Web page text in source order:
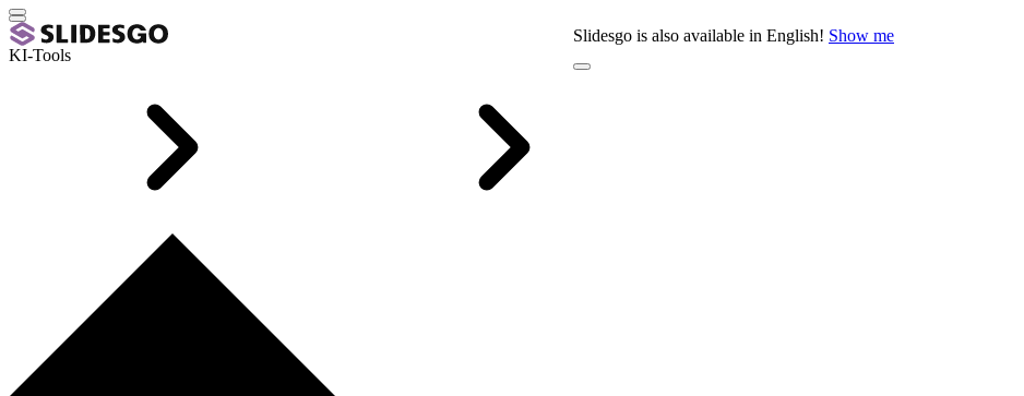
Slidesgo is also available in English! Show me
KI-Tools